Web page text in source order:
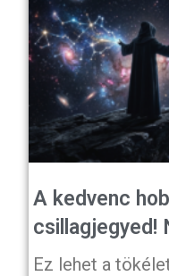
A kedvenc
csillagjegyed!
Ez lehet a